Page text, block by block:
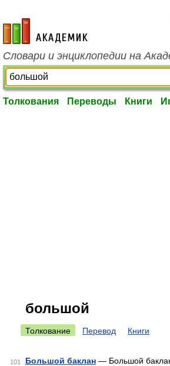
academic.ru
Словари и энциклопедии на
Толкования Переводы Книги
большой
Толкование Перевод Книги
101 Большой баклан — Большой